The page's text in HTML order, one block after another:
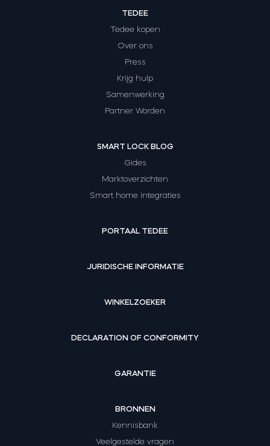
TEDEE
Tedee kopen
Over ons
Press
Krijg hulp
Samenwerking
Partner Worden
SMART LOCK BLOG
Gides
Marktoverzichten
Smart home integraties
PORTAAL TEDEE
JURIDISCHE INFORMATIE
WINKELZOEKER
DECLARATION OF CONFORMITY
GARANTIE
BRONNEN
Kennisbank
Veelgestelde vragen